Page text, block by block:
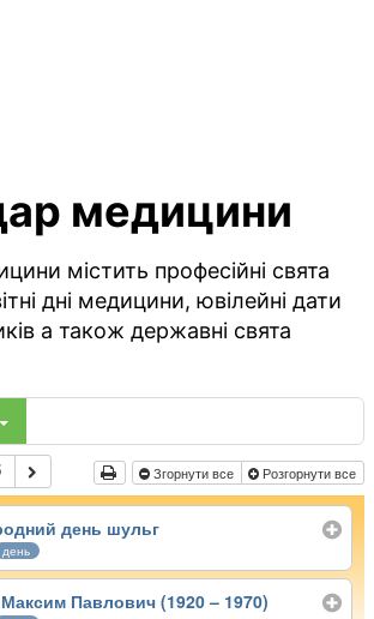
медицини
містить професійні свята
дні медицини, ювілейні дати
а також державні свята
Згорнути все Розгорнути все
день шульг
день
Павлович (1920 – 1970)